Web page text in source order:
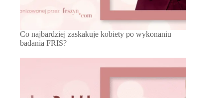
Co najbardziej zaskakuje kobiety po wykonaniu
badania FRIS?